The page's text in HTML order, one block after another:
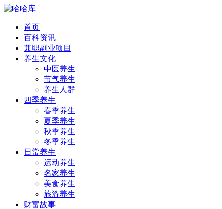
首页
百科资讯
兼职副业项目
养生文化
中医养生
节气养生
养生人群
四季养生
春季养生
夏季养生
秋季养生
冬季养生
日常养生
运动养生
名家养生
美食养生
旅游养生
财富故事